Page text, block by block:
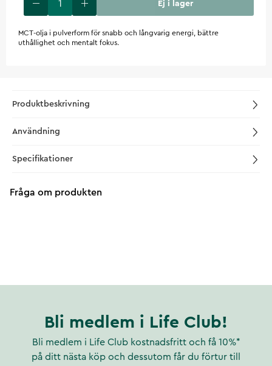
Ej i lager
MCT-olja i pulverform för snabb och långvarig energi, bättre
uthållighet och mentalt fokus.
Produktbeskrivning
Användning
Specifikationer
Fråga om produkten
Bli medlem i Life Club!
Bli medlem i Life Club kostnadsfritt och få 10%*
på ditt nästa köp och dessutom får du förtur till